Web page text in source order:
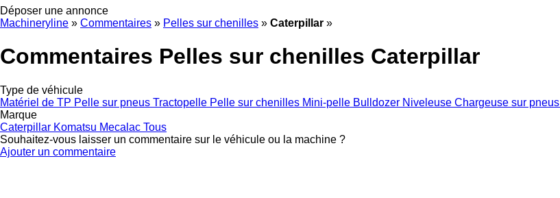
Déposer une annonce
Machineryline » Commentaires » Pelles sur chenilles » Caterpillar »
Commentaires Pelles sur chenilles Caterpillar
Type de véhicule
Matériel de TP Pelle sur pneus Tractopelle Pelle sur chenilles Mini-pelle Bulldozer Niveleuse Chargeuse sur pneus
Marque
Caterpillar Komatsu Mecalac Tous
Souhaitez-vous laisser un commentaire sur le véhicule ou la machine ?
Ajouter un commentaire